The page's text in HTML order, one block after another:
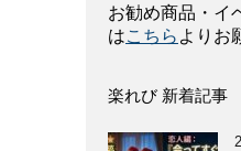
お勧め商品・イ
はこちら よりお
楽れび 新着記事